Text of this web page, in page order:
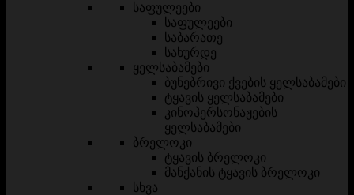
საფულეები
საფულეები
საბარათე
სახურდე
ყელსაბამები
ბუნებრივი ქვების ყელსაბამები
ტყავის ყელსაბამები
კინოპერსონაჟების
ყელსაბამები
ბრელოკი
ტყავის ბრელოკი
მანქანის ტყავის ბრელოკი
სხვა